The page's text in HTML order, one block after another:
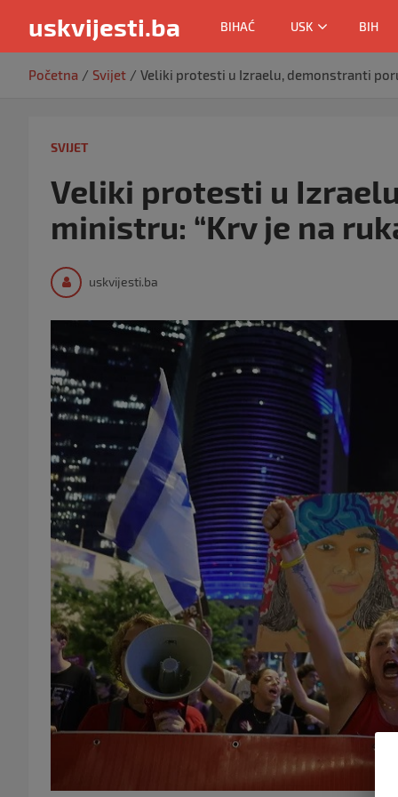
uskvijesti.ba BIHAĆ USK BIH
Početna Svijet Veliki protesti u Izraelu, demonstranti
SVIJET
Veliki protesti u
ministru: “Krv je na
uskvijesti.ba